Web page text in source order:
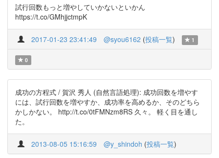
試行回数もっと増やしていかないといかん
https://t.co/GMhjjctmpK
2017-01-23 23:41:49 @syou6162 (投稿一覧) 1
0
成功の方程式 / 賀沢 秀人 (自然言語処理): 成功回数を増やす
には、試行回数を増やすか、成功率を高めるか、そのどちら
かしかない。 http://t.co/0tFMNzm8RS 久々。 軽く目を通し
た。
2013-08-05 15:16:59 @y_shindoh (投稿一覧)